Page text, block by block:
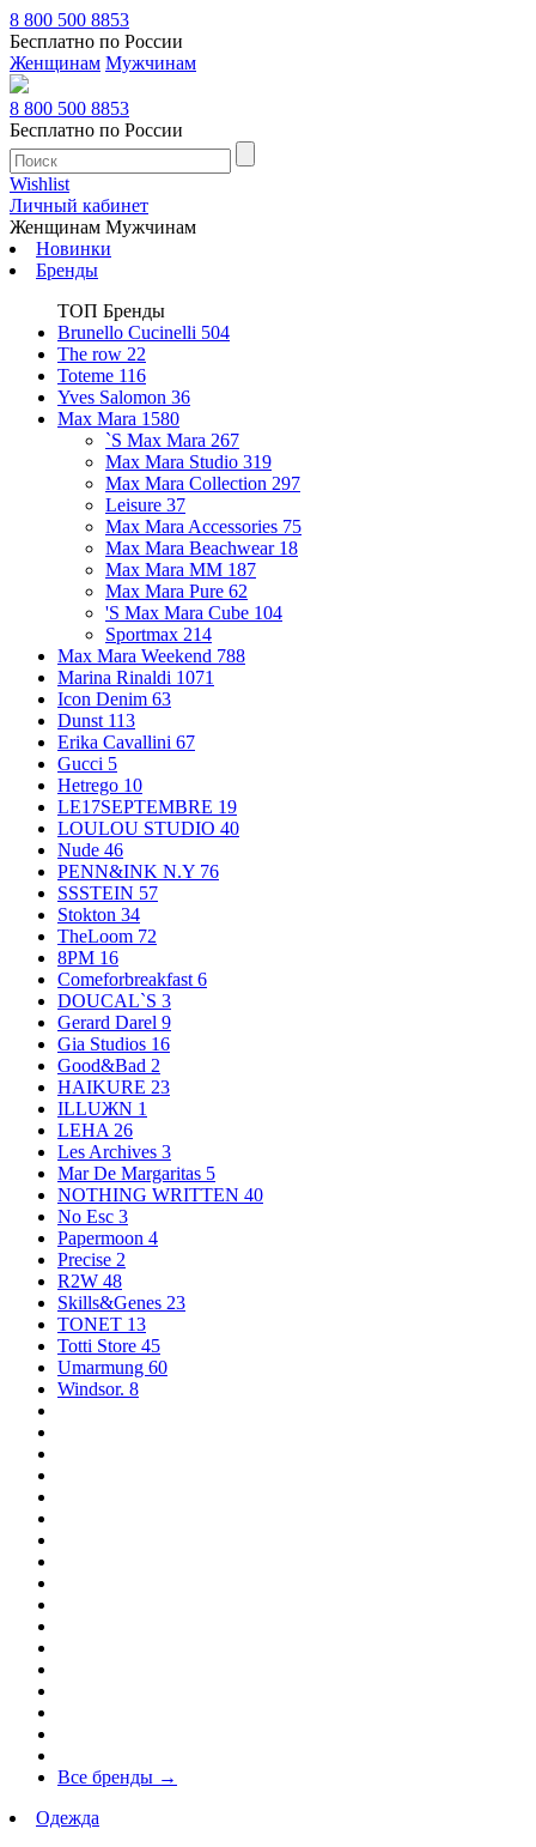
8 800 500 8853
Бесплатно по России
Женщинам Мужчинам
8 800 500 8853
Бесплатно по России
Wishlist
Личный кабинет
Женщинам Мужчинам
Новинки
Бренды
ТОП Бренды
Brunello Cucinelli 504
The row 22
Toteme 116
Yves Salomon 36
Max Mara 1580
`S Max Mara 267
Max Mara Studio 319
Max Mara Collection 297
Leisure 37
Max Mara Accessories 75
Max Mara Beachwear 18
Max Mara MM 187
Max Mara Pure 62
'S Max Mara Cube 104
Sportmax 214
Max Mara Weekend 788
Marina Rinaldi 1071
Icon Denim 63
Dunst 113
Erika Cavallini 67
Gucci 5
Hetrego 10
LE17SEPTEMBRE 19
LOULOU STUDIO 40
Nude 46
PENN&INK N.Y 76
SSSTEIN 57
Stokton 34
TheLoom 72
8PM 16
Comeforbreakfast 6
DOUCAL`S 3
Gerard Darel 9
Gia Studios 16
Good&Bad 2
HAIKURE 23
ILLUЖN 1
LEHA 26
Les Archives 3
Mar De Margaritas 5
NOTHING WRITTEN 40
No Esc 3
Papermoon 4
Precise 2
R2W 48
Skills&Genes 23
TONET 13
Totti Store 45
Umarmung 60
Windsor. 8
Все бренды →
Одежда